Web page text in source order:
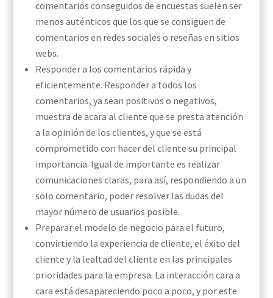
comentarios conseguidos de encuestas suelen ser
menos auténticos que los que se consiguen de
comentarios en redes sociales o reseñas en sitios
webs.
Responder a los comentarios rápida y
eficientemente. Responder a todos los
comentarios, ya sean positivos o negativos,
muestra de acara al cliente que se presta atención
a la opinión de los clientes, y que se está
comprometido con hacer del cliente su principal
importancia. Igual de importante es realizar
comunicaciones claras, para así, respondiendo a un
solo comentario, poder resolver las dudas del
mayor número de usuarios posible.
Preparar el modelo de negocio para el futuro,
convirtiendo la experiencia de cliente, el éxito del
cliente y la lealtad del cliente en las principales
prioridades para la empresa. La interacción cara a
cara está desapareciendo poco a poco, y por este